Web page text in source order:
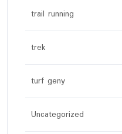
trail running
trek
turf geny
Uncategorized